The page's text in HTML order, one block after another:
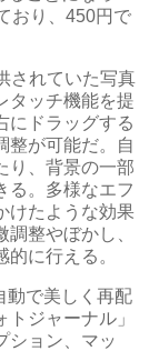
おり、450円で
されていた写真
タッチ機能を提
にドラッグする
整が可能だ。自
り、背景の一部
る。多様なエフ
けたような効果
整やぼかし、
に行える。
動で美しく再配
ジャーナル」
ション、マッ